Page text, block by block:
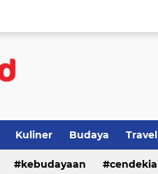
Kuliner Budaya Travel
kebudayaan cendekia